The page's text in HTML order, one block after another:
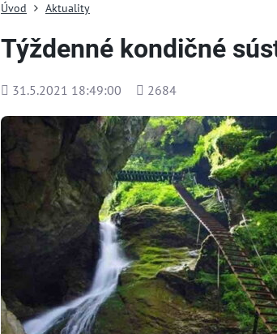
Úvod Aktuality
Týždenné kondičné
Pridané
31.5.2021 18:49:00
Počet
2684